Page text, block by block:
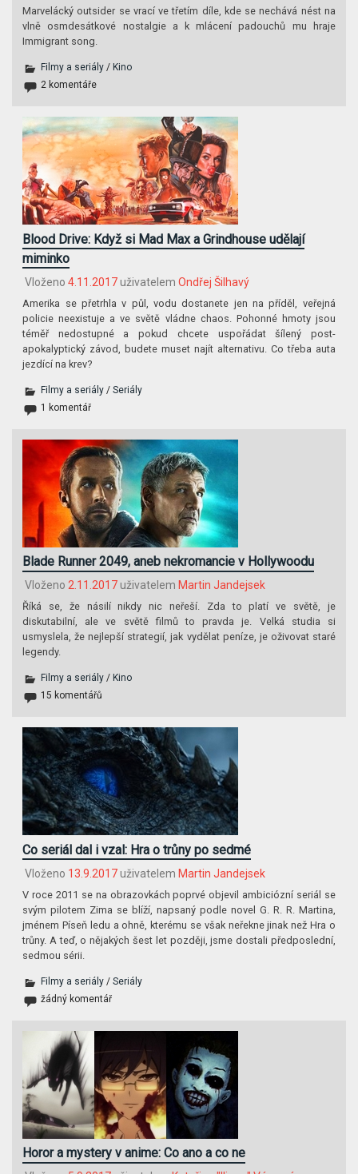
Marvelácký outsider se vrací ve třetím díle, kde se nechává nést na
vlně osmdesátkové nostalgie a k mlácení padouchů mu hraje
Immigrant song.
Filmy a seriály / Kino
2 komentáře
Blood Drive: Když si Mad Max a Grindhouse udělají
miminko
Vloženo 4.11.2017uživatelem Ondřej Šilhavý
Amerika se přetrhla v půl, vodu dostanete jen na příděl, veřejná
policie neexistuje a ve světě vládne chaos. Pohonné hmoty jsou
téměř nedostupné a pokud chcete uspořádat šílený post-
apokalyptický závod, budete muset najít alternativu. Co třeba auta
jezdící na krev?
Filmy a seriály /Seriály
1 komentář
Blade Runner 2049, aneb nekromancie v Hollywoodu
Vloženo 2.11.2017uživatelem Martin Jandejsek
Říká se, že násilí nikdy nic neřeší. Zda to platí ve světě, je
diskutabilní, ale ve světě filmů to pravda je. Velká studia si
usmyslela, že nejlepší strategií, jak vydělat peníze, je oživovat staré
legendy.
Filmy a seriály / Kino
15 komentářů
Co seriál dal i vzal: Hra o trůny po sedmé
Vloženo 13.9.2017uživatelem Martin Jandejsek
V roce 2011 se na obrazovkách poprvé objevil ambiciózní seriál se
svým pilotem Zima se blíží, napsaný podle novel G. R. R. Martina,
jménem Píseň ledu a ohně, kterému se však neřekne jinak než Hra o
trůny. A teď, o nějakých šest let později, jsme dostali předposlední,
sedmou sérii.
Filmy a seriály /Seriály
žádný komentář
Horor a mystery v anime: Co ano a co ne